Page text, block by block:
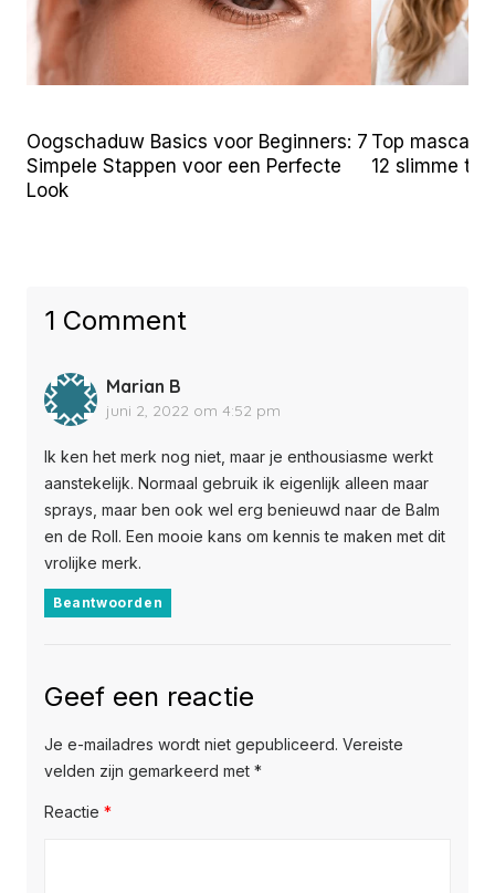
Oogschaduw Basics voor Beginners: 7
Simpele Stappen voor een Perfecte
Look
Top
12 slimme
1 Comment
Marian B
juni 2, 2022 om 4:52 pm
Ik ken het merk nog niet, maar je enthousiasme werkt
aanstekelijk. Normaal gebruik ik eigenlijk alleen maar
sprays, maar ben ook wel erg benieuwd naar de Balm
en de Roll. Een mooie kans om kennis te maken met dit
vrolijke merk.
Beantwoorden
Geef een reactie
Je e-mailadres wordt niet gepubliceerd. Vereiste
velden zijn gemarkeerd met *
Reactie *